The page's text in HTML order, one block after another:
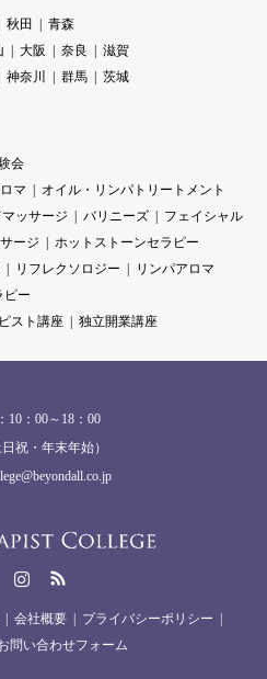
秋田
青森
大阪 奈良
滋賀
神奈川 群馬 茨城
会
マ
オイル・リンパトリートメント
ッサージ バリニーズ
フェイシャル
ージ
ホットストーンセラピー
リフレクソロジー
リンパアロマ
ピー
スト講座 独立開業講座
10：00～18：00
日祝・年末年始）
会社概要
プライバシーポリシー
問い合わせフォーム